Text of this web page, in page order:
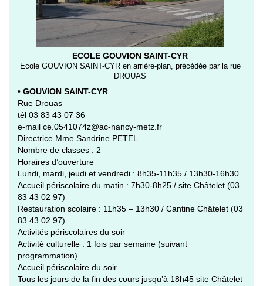
ECOLE GOUVION SAINT-CYR
Ecole GOUVION SAINT-CYR en arrière-plan, précédée par la rue
DROUAS
• GOUVION SAINT-CYR
Rue Drouas
tél 03 83 43 07 36
e-mail ce.0541074z@ac-nancy-metz.fr
Directrice Mme Sandrine PETEL
Nombre de classes : 2
Horaires d’ouverture
Lundi, mardi, jeudi et vendredi : 8h35-11h35 / 13h30-16h30
Accueil périscolaire du matin : 7h30-8h25 / site Châtelet (03
83 43 02 97)
Restauration scolaire : 11h35 – 13h30 / Cantine Châtelet (03
83 43 02 97)
Activités périscolaires du soir
Activité culturelle : 1 fois par semaine (suivant
programmation)
Accueil périscolaire du soir
Tous les jours de la fin des cours jusqu’à 18h45 site Châtelet